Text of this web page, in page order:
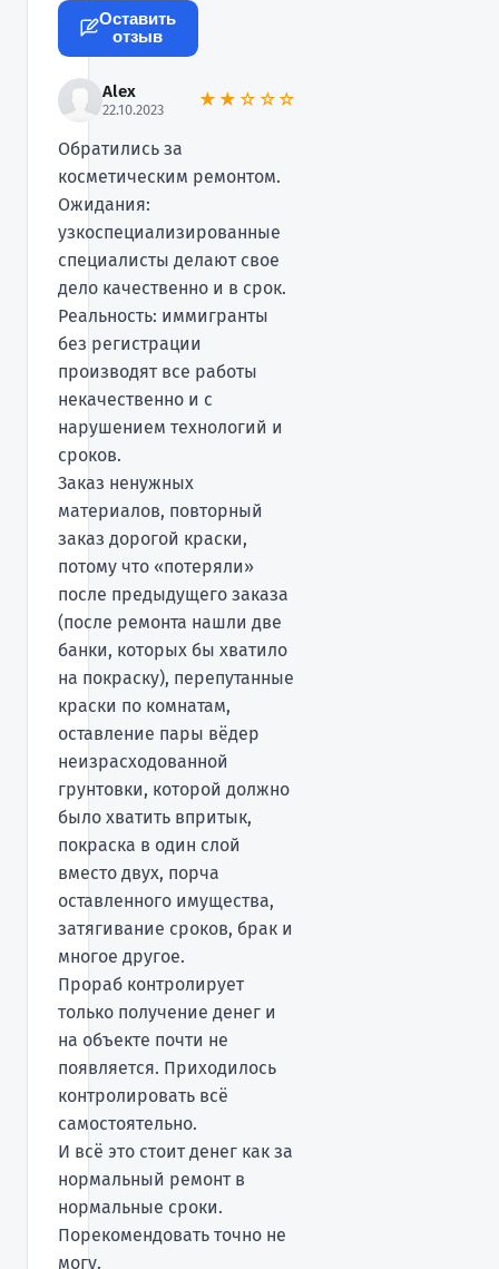
Оставить
отзыв
Alex
22.10.2023 ★★☆☆☆
Обратились за
косметическим ремонтом.
Ожидания:
узкоспециализированные
специалисты делают свое
дело качественно и в срок.
Реальность: иммигранты
без регистрации
производят все работы
некачественно и с
нарушением технологий и
сроков.
Заказ ненужных
материалов, повторный
заказ дорогой краски,
потому что «потеряли»
после предыдущего заказа
(после ремонта нашли две
банки, которых бы хватило
на покраску), перепутанные
краски по комнатам,
оставление пары вёдер
неизрасходованной
грунтовки, которой должно
было хватить впритык,
покраска в один слой
вместо двух, порча
оставленного имущества,
затягивание сроков, брак и
многое другое.
Прораб контролирует
только получение денег и
на объекте почти не
появляется. Приходилось
контролировать всё
самостоятельно.
И всё это стоит денег как за
нормальный ремонт в
нормальные сроки.
Порекомендовать точно не
могу.